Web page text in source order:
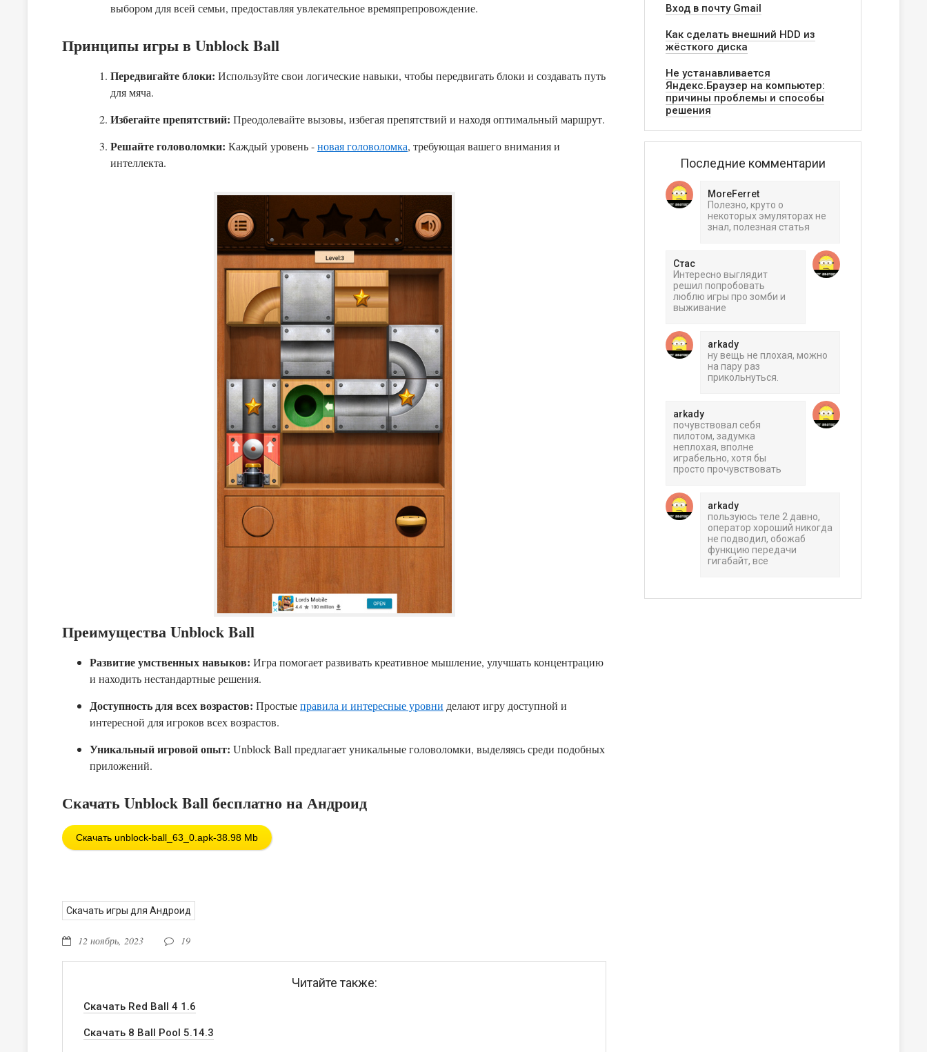
выбором для всей семьи, предоставляя увлекательное времяпрепровождение.
Принципы игры в Unblock Ball
Передвигайте блоки: Используйте свои логические навыки, чтобы передвигать блоки и создавать путь
для мяча.
Избегайте препятствий: Преодолевайте вызовы, избегая препятствий и находя оптимальный маршрут.
Решайте головоломки: Каждый уровень -новая головоломка, требующая вашего внимания и
интеллекта.
Преимущества Unblock Ball
Развитие умственных навыков: Игра помогает развивать креативное мышление, улучшать концентрацию
и находить нестандартные решения.
Доступность для всех возрастов: Простыеправила и интересные уровни делают игру доступной и
интересной для игроков всех возрастов.
Уникальный игровой опыт: Unblock Ball предлагает уникальные головоломки, выделяясь среди подобных
приложений.
Скачать Unblock Ball бесплатно на Андроид
Скачать unblock-ball_63_0.apk-38.98 Mb
Скачать игры для Андроид
12 ноябрь, 2023 19
Читайте также:
Скачать Red Ball 4 1.6
Скачать 8 Ball Pool 5.14.3
Вход в почту Gmail
Как сделать внешний HDD из
жёсткого диска
Не устанавливается
Яндекс.Браузер на компьютер:
причины проблемы и способы
решения
Последние комментарии
MoreFerret
Полезно, круто о
некоторых эмуляторах не
знал, полезная статья
Стас
Интересно выглядит
решил попробовать
люблю игры про зомби и
выживание
arkady
ну вещь не плохая, можно
на пару раз
прикольнуться.
arkady
почувствовал себя
пилотом, задумка
неплохая, вполне
играбельно, хотя бы
просто прочувствовать
arkady
пользуюсь теле 2 давно,
оператор хороший никогда
не подводил, обожаб
функцию передачи
гигабайт, все